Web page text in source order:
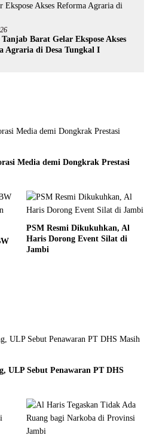
Barat Gelar Ekspose Akses
Agraria di Desa Tungkal I
Media demi Dongkrak Prestasi
PSM Resmi Dikukuhkan, Al
Haris Dorong Event Silat di
Jambi
ULP Sebut Penawaran PT DHS